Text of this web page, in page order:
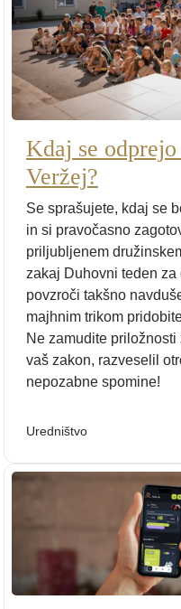
Kdaj se
Veržej?
Se sprašujete, kdaj se
in si pravočasno
priljubljenem
zakaj Duhovni teden
povzroči takšno
majhnim trikom
Ne zamudite priložnosti
vaš zakon, razveselil
nepozabne spomine!
Uredništvo